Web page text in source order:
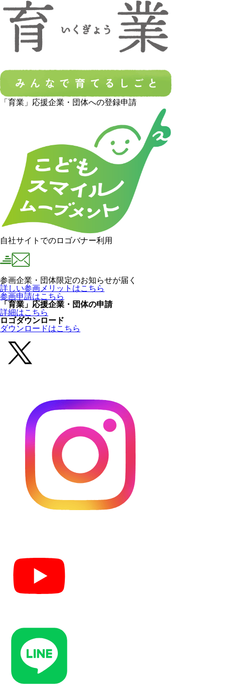
「育業」応援企業・団体への登録申請
自社サイトでのロゴバナー利用
参画企業・団体限定のお知らせが届く
詳しい参画メリットはこちら
参画申請はこちら
「育業」応援企業・団体の申請
詳細はこちら
ロゴダウンロード
ダウンロードはこちら